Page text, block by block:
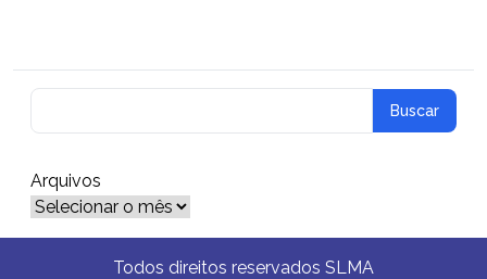
Arquivos
Arquivos
Todos direitos reservados SLMA